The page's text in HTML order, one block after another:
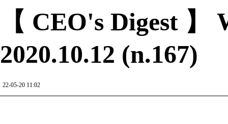
【 CEO's Digest 】
2020.10.12 (n.167)
22-05-20 11:02